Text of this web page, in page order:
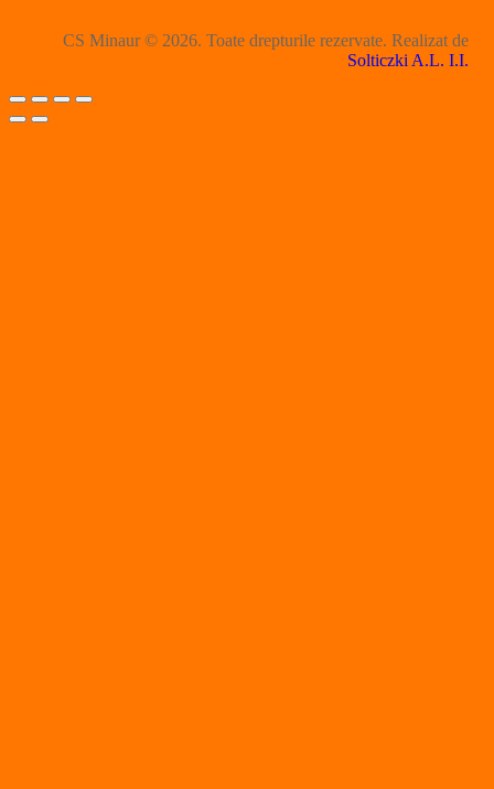
CS Minaur © 2026. Toate drepturile rezervate. Realizat de
Solticzki A.L. I.I.